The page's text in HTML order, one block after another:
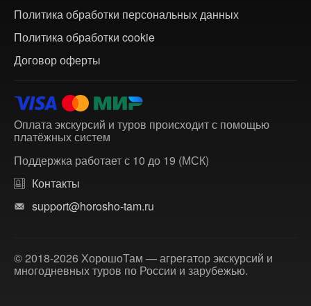
Политика обработки персональных данных
Политика обработки cookie
Договор оферты
Оплата экскурсий и туров происходит с помощью
платёжных систем
Поддержка работает с 10 до 19 (МСК)
Контакты
support@horosho-tam.ru
© 2018-2026 ХорошоТам — агрегатор экскурсий и
многодневных туров по России и зарубежью.